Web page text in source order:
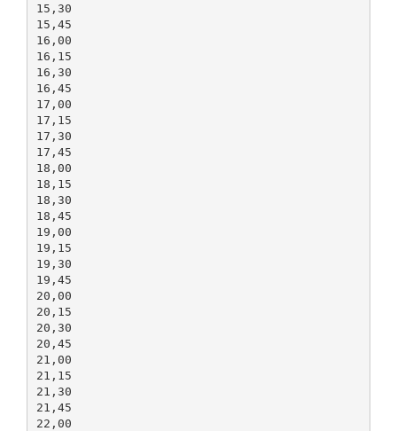
15,30
15,45
16,00
16,15
16,30
16,45
17,00
17,15
17,30
17,45
18,00
18,15
18,30
18,45
19,00
19,15
19,30
19,45
20,00
20,15
20,30
20,45
21,00
21,15
21,30
21,45
22,00